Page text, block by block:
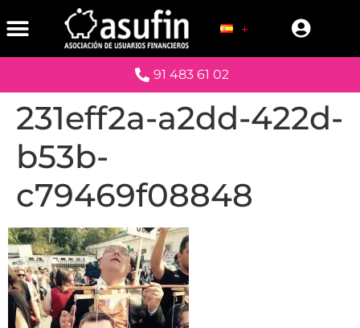
91 483 61 02
231eff2a-a2dd-422d-
b53b-
c79469f08848